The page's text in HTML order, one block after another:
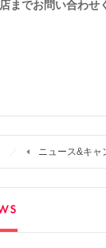
までお問い合わせ
ニュース&キャ